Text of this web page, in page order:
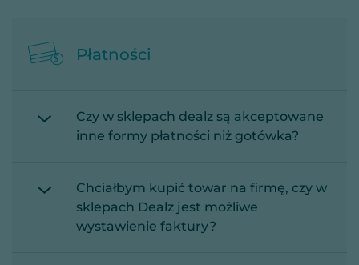
Płatności
Czy w sklepach dealz są akceptowane
inne formy płatności niż gotówka?
Chciałbym kupić towar na firmę, czy w
sklepach Dealz jest możliwe
wystawienie faktury?